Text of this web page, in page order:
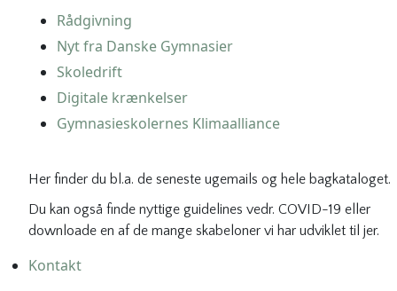
Rådgivning
Nyt fra Danske Gymnasier
Skoledrift
Digitale krænkelser
Gymnasieskolernes Klimaalliance
Her finder du bl.a. de seneste ugemails og hele bagkataloget.
Du kan også finde nyttige guidelines vedr. COVID-19 eller
downloade en af de mange skabeloner vi har udviklet til jer.
Kontakt